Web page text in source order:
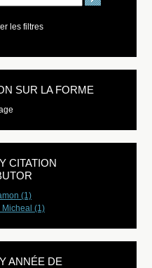
les filtres
SUR LA FORME
CITATION
(1)
Micheal (1)
ANNÉE DE